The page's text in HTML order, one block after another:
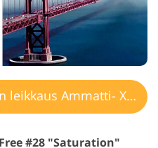
Ammatti- X LUT
#28 "Saturation"